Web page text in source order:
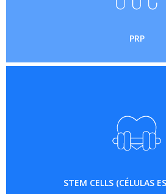
PRP
STEM CELLS (CÉLULAS